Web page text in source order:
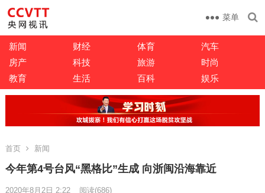
菜单
新闻 财经 体育
汽车
房产
科技 旅游
时尚
教育
生活 百科 娱乐
首页 新闻
今年第4号台风“黑格比”生成 向浙闽沿海靠近
2020年8月2日 2:22 阅读(686)